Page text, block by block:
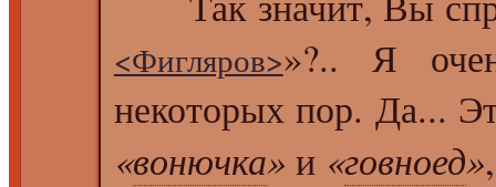
<Фигляров>»?.. Я
некоторых пор. Да...
«вонючка» и «говноед»